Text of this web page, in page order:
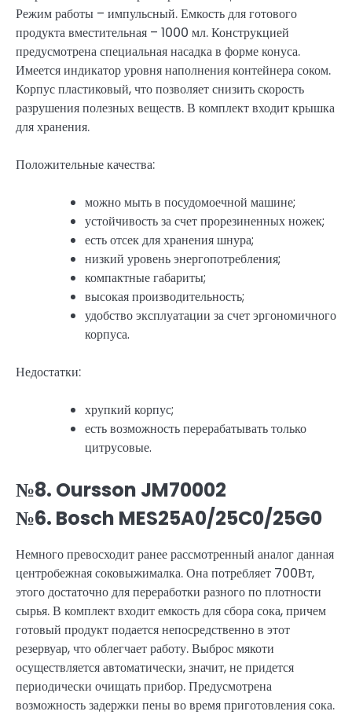
Режим работы – импульсный. Емкость для готового
продукта вместительная – 1000 мл. Конструкцией
предусмотрена специальная насадка в форме конуса.
Имеется индикатор уровня наполнения контейнера соком.
Корпус пластиковый, что позволяет снизить скорость
разрушения полезных веществ. В комплект входит крышка
для хранения.
Положительные качества:
можно мыть в посудомоечной машине;
устойчивость за счет прорезиненных ножек;
есть отсек для хранения шнура;
низкий уровень энергопотребления;
компактные габариты;
высокая производительность;
удобство эксплуатации за счет эргономичного
корпуса.
Недостатки:
хрупкий корпус;
есть возможность перерабатывать только
цитрусовые.
№8. Oursson JM70002
№6. Bosch MES25A0/25C0/25G0
Немного превосходит ранее рассмотренный аналог данная
центробежная соковыжималка. Она потребляет 700Вт,
этого достаточно для переработки разного по плотности
сырья. В комплект входит емкость для сбора сока, причем
готовый продукт подается непосредственно в этот
резервуар, что облегчает работу. Выброс мякоти
осуществляется автоматически, значит, не придется
периодически очищать прибор. Предусмотрена
возможность задержки пены во время приготовления сока.